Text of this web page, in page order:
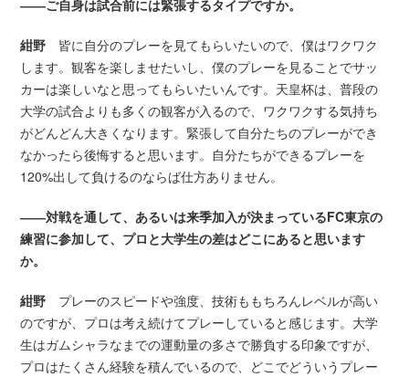
――ご自身は試合前には緊張するタイプですか。
紺野 皆に自分のプレーを見てもらいたいので、僕はワクワク
します。観客を楽しませたいし、僕のプレーを見ることでサッ
カーは楽しいなと思ってもらいたいんです。天皇杯は、普段の
大学の試合よりも多くの観客が入るので、ワクワクする気持ち
がどんどん大きくなります。緊張して自分たちのプレーができ
なかったら後悔すると思います。自分たちができるプレーを
120%出して負けるのならば仕方ありません。
――対戦を通して、あるいは来季加入が決まっているFC東京の
練習に参加して、プロと大学生の差はどこにあると思います
か。
紺野 プレーのスピードや強度、技術ももちろんレベルが高い
のですが、プロは考え続けてプレーしていると感じます。大学
生はガムシャラなまでの運動量の多さで勝負する印象ですが、
プロはたくさん経験を積んでいるので、どこでどういうプレー